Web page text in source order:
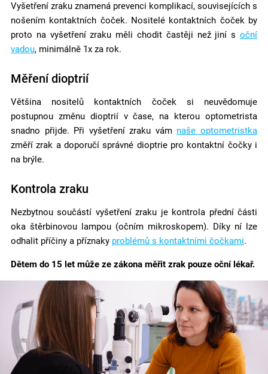
Vyšetření zraku znamená prevenci komplikací, souvisejících s
nošením kontaktních čoček. Nositelé kontaktních čoček by
proto na vyšetření zraku měli chodit častěji než jiní s oční
vadou, minimálně 1x za rok.
Měření dioptrií
Většina nositelů kontaktních čoček si neuvědomuje
postupnou změnu dioptrií v čase, na kterou optometrista
snadno přijde. Při vyšetření zraku vám naše optometristka
změří zrak a doporučí správné dioptrie pro kontaktní čočky i
na brýle.
Kontrola zraku
Nezbytnou součástí vyšetření zraku je kontrola přední části
oka štěrbinovou lampou (očním mikroskopem). Díky ní lze
odhalit příčiny a příznaky problémů s kontaktními čočkami.
Dětem do 15 let může ze zákona měřit zrak pouze oční lékař.